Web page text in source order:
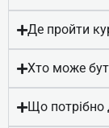
Де пройти
Хто може
Що потрібно